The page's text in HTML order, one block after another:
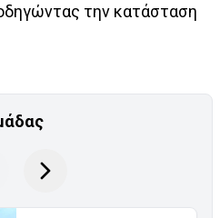
την κατάσταση